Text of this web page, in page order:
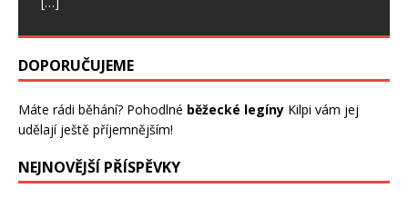
DOPORUČUJEME
Máte rádi běhání? Pohodlné běžecké legíny Kilpi vám jej
udělají ještě příjemnějším!
NEJNOVĚJŠÍ PŘÍSPĚVKY